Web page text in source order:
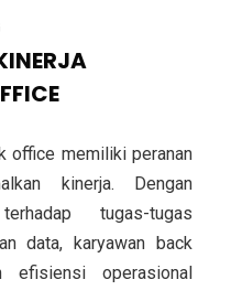
office memiliki peranan
kinerja. Dengan
tugas-tugas
data, karyawan back
efisiensi operasional